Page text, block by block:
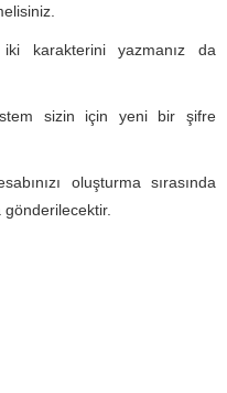
iki karakterini yazmanız da
sizin için yeni bir şifre
oluşturma sırasında
gönderilecektir.